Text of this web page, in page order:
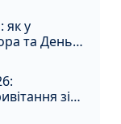
як у
та День
зі